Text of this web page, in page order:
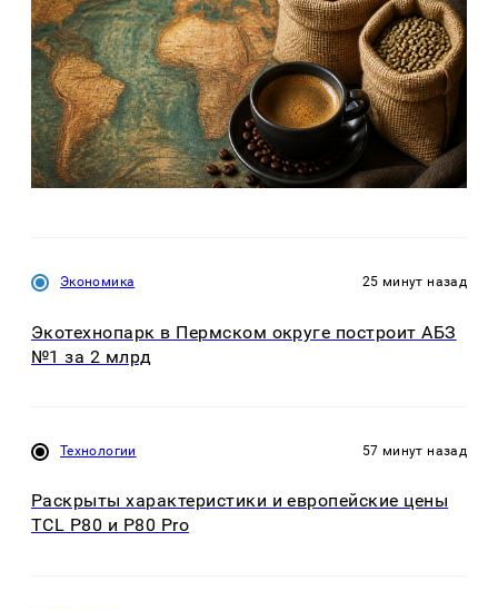
Экономика 25 минут назад
Экотехнопарк в Пермском округе построит АБЗ
№1 за 2 млрд
Технологии 57 минут назад
Раскрыты характеристики и европейские цены
TCL P80 и P80 Pro